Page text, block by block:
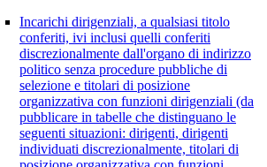
Incarichi dirigenziali, a qualsiasi titolo
conferiti, ivi inclusi quelli conferiti
discrezionalmente dall'organo di indirizzo
politico senza procedure pubbliche di
selezione e titolari di posizione
organizzativa con funzioni dirigenziali (da
pubblicare in tabelle che distinguano le
seguenti situazioni: dirigenti, dirigenti
individuati discrezionalmente, titolari di